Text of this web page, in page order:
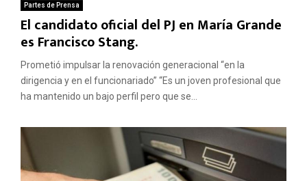
Partes de Prensa
El candidato oficial del PJ en María Grande
es Francisco Stang.
Prometió impulsar la renovación generacional “en la
dirigencia y en el funcionariado” “Es un joven profesional que
ha mantenido un bajo perfil pero que se...